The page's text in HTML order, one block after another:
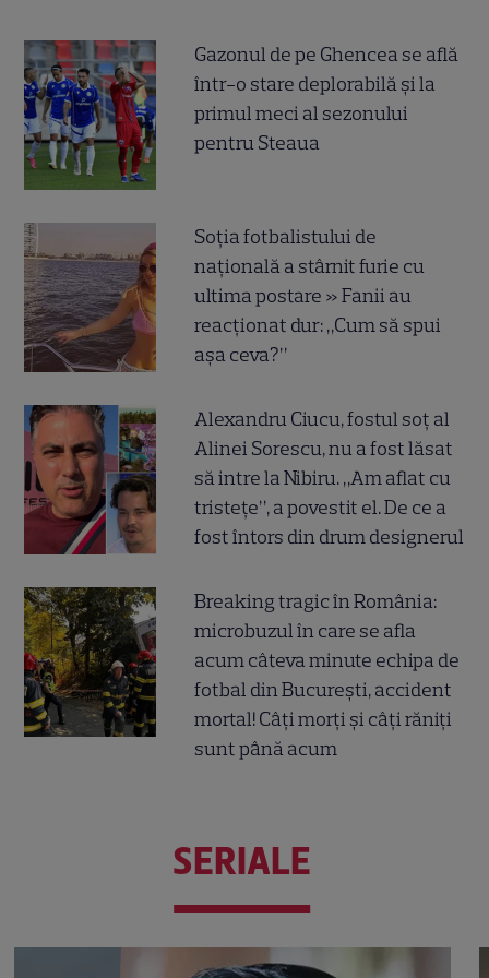
Gazonul de pe Ghencea se află
într-o stare deplorabilă și la
primul meci al sezonului
pentru Steaua
Soția fotbalistului de
națională a stârnit furie cu
ultima postare » Fanii au
reacționat dur: „Cum să spui
așa ceva?”
Alexandru Ciucu, fostul soț al
Alinei Sorescu, nu a fost lăsat
să intre la Nibiru. „Am aflat cu
tristețe”, a povestit el. De ce a
fost întors din drum designerul
Breaking tragic în România:
microbuzul în care se afla
acum câteva minute echipa de
fotbal din București, accident
mortal! Câți morți și câți răniți
sunt până acum
SERIALE